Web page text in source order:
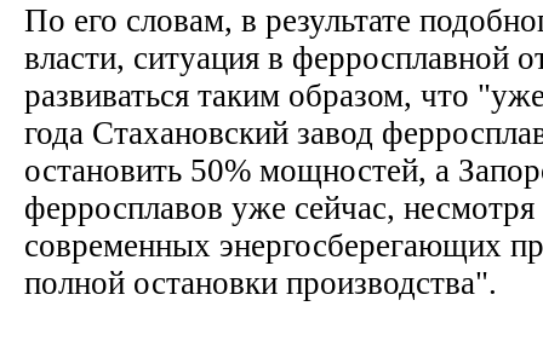
По его словам, в результате
власти, ситуация в ферросплавной
развиваться таким образом, что
года Стахановский завод
остановить 50% мощностей, а
ферросплавов уже сейчас,
современных энергосберегающих
полной остановки производства".